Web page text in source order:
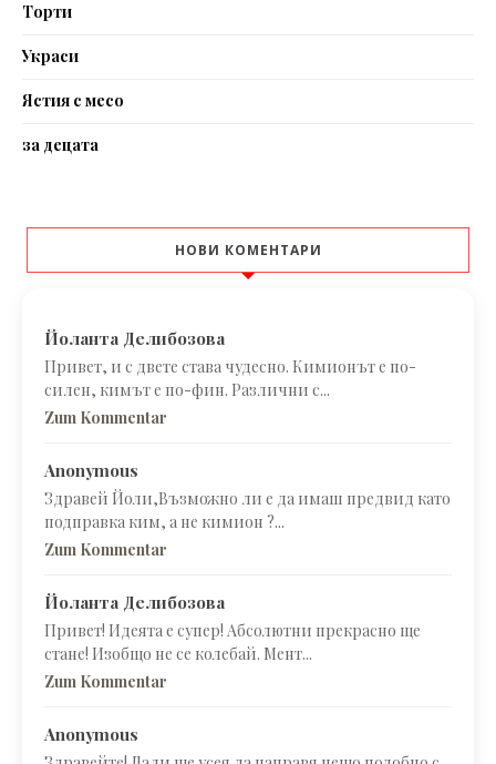
Торти
Украси
Ястия с месо
за децата
НОВИ КОМЕНТАРИ
Йоланта Делибозова
Привет, и с двете става чудесно. Кимионът е по-
силен, кимът е по-фин. Различни с...
Zum Kommentar
Anonymous
Здравей Йоли,Възможно ли е да имаш предвид като
подправка ким, а не кимион ?...
Zum Kommentar
Йоланта Делибозова
Привет! Идеята е супер! Абсолютни прекрасно ще
стане! Изобщо не се колебай. Мент...
Zum Kommentar
Anonymous